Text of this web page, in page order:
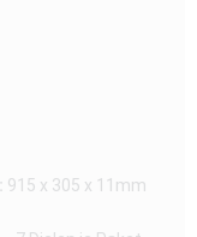
915 x 305 x 11mm